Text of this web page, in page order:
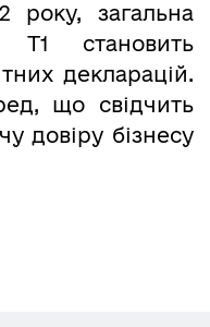
року, загальна
Т1 становить
декларацій.
що свідчить
довіру бізнесу